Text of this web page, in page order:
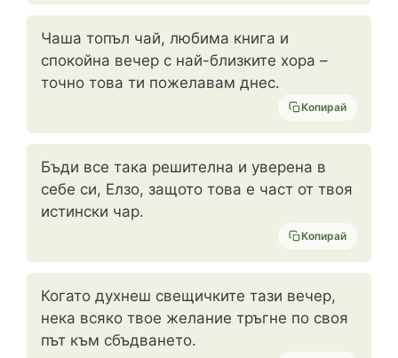
Чаша топъл чай, любима книга и
спокойна вечер с най-близките хора –
точно това ти пожелавам днес.
Копирай
Бъди все така решителна и уверена в
себе си, Елзо, защото това е част от твоя
истински чар.
Копирай
Когато духнеш свещичките тази вечер,
нека всяко твое желание тръгне по своя
път към сбъдването.